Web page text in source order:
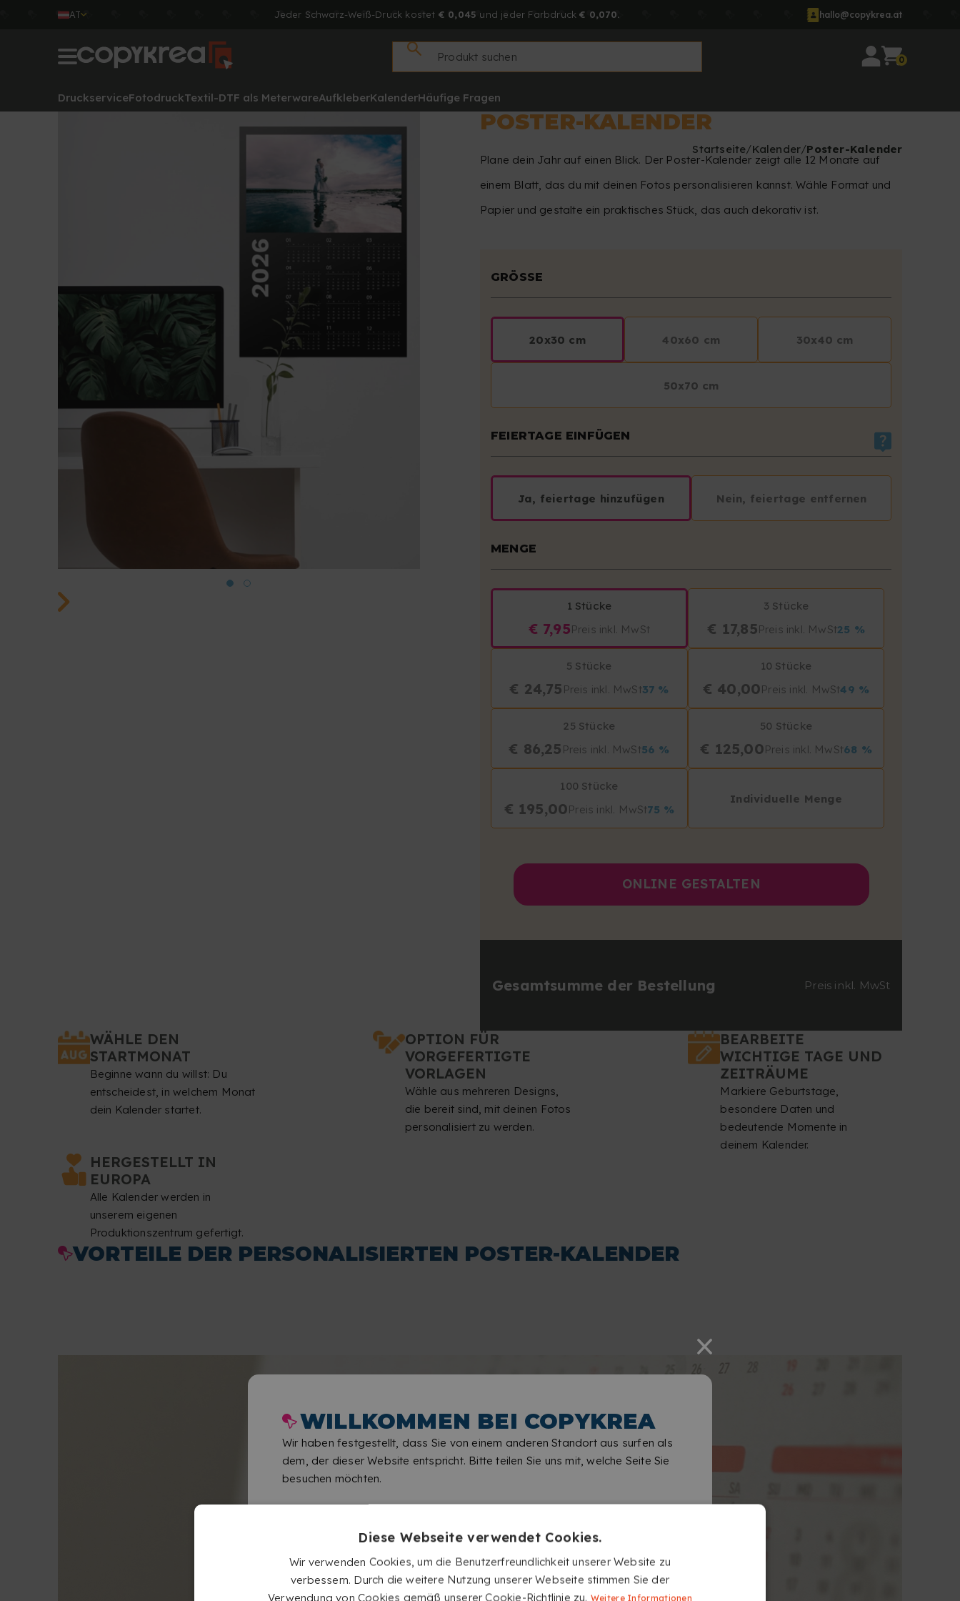
WILLKOMMEN BEI COPYKREA
Wir haben festgestellt, dass Sie von einem anderen Standort aus surfen als
dem, der dieser Website entspricht. Bitte teilen Sie uns mit, welche Seite Sie
besuchen möchten.
AT Jeder Schwarz-Weiß-Druck kostet € 0,045 und jeder Farbdruck€ 0,070. hallo@copykrea.at
0
DruckserviceFotodruckTextil-DTF als MeterwareAufkleberKalenderHäufige Fragen
Startseite Kalender Poster-Kalender
POSTER-KALENDER
Plane dein Jahr auf einen Blick. Der Poster-Kalender zeigt alle 12 Monate auf
einem Blatt, das du mit deinen Fotos personalisieren kannst. Wähle Format und
Papier und gestalte ein praktisches Stück, das auch dekorativ ist.
GRÖSSE
20x30 cm 40x60 cm 30x40 cm
50x70 cm
FEIERTAGE EINFÜGEN
Ja, feiertage hinzufügen Nein, feiertage entfernen
MENGE
1 Stücke
€ 7,95Preis inkl. MwSt
3 Stücke
€ 17,85Preis inkl. MwSt25 %
5 Stücke
€ 24,75 Preis inkl. MwSt37 %
10 Stücke
€ 40,00Preis inkl. MwSt49 %
25 Stücke
€ 86,25 Preis inkl. MwSt56 %
50 Stücke
€ 125,00Preis inkl. MwSt68 %
100 Stücke
€ 195,00Preis inkl. MwSt75 %
Individuelle Menge
ONLINE GESTALTEN
Gesamtsumme der Bestellung Preis inkl. MwSt
WÄHLE DEN
STARTMONAT
Beginne wann du willst: Du
entscheidest, in welchem Monat
dein Kalender startet.
OPTION FÜR
VORGEFERTIGTE
VORLAGEN
Wähle aus mehreren Designs,
die bereit sind, mit deinen Fotos
personalisiert zu werden.
BEARBEITE
WICHTIGE TAGE UND
ZEITRÄUME
Markiere Geburtstage,
besondere Daten und
bedeutende Momente in
deinem Kalender.
HERGESTELLT IN
EUROPA
Alle Kalender werden in
unserem eigenen
Produktionszentrum gefertigt.
VORTEILE DER PERSONALISIERTEN POSTER-KALENDER
Diese Webseite verwendet Cookies.
Wir verwenden Cookies, um die Benutzerfreundlichkeit unserer Website zu
verbessern. Durch die weitere Nutzung unserer Webseite stimmen Sie der
Verwendung von Cookies gemäß unserer Cookie-Richtlinie zu. Weitere Informationen